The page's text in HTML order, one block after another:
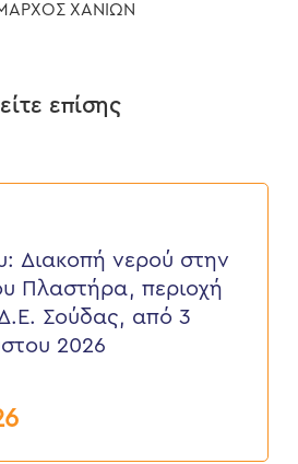
ΧΑΝΙΩΝ
επίσης
Διακοπή νερού στην
Πλαστήρα, περιοχή
Σούδας, από 3
2026